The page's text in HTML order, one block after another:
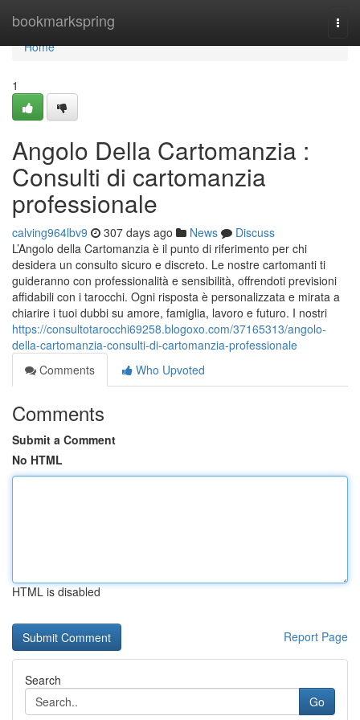
bookmarkspring
Home
Home
1
Angolo Della Cartomanzia :
Consulti di cartomanzia
professionale
calving964lbv9 307 days ago News
Discuss
L’Angolo della Cartomanzia è il punto di riferimento per chi
desidera un consulto sicuro e discreto. Le nostre cartomanti ti
guideranno con professionalità e sensibilità, offrendoti previsioni
affidabili con i tarocchi. Ogni risposta è personalizzata e mirata a
chiarire i tuoi dubbi su amore, famiglia, lavoro e futuro. I nostri
https://consultotarocchi69258.blogoxo.com/37165313/angolo-
della-cartomanzia-consulti-di-cartomanzia-professionale
Comments
Who Upvoted
Comments
Submit a Comment
No HTML
HTML is disabled
Report Page
Search
Go